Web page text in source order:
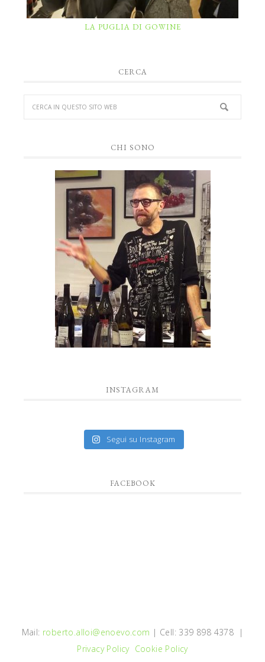
LA PUGLIA DI GOWINE
CERCA
CHI SONO
INSTAGRAM
Segui su Instagram
FACEBOOK
Mail: roberto.alloi@enoevo.com | Cell: 339 898 4378 |
Privacy Policy Cookie Policy